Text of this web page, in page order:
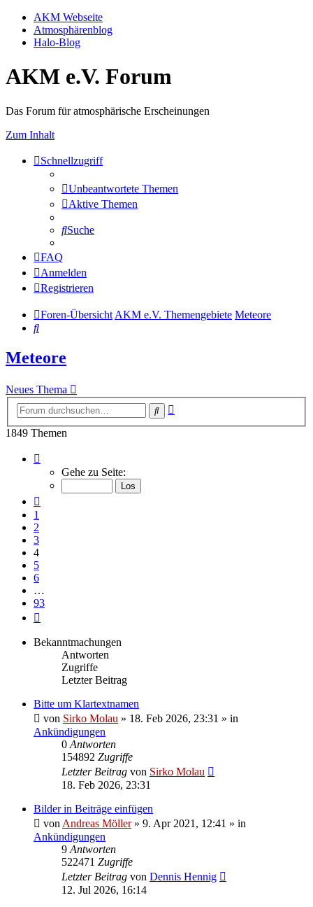
AKM Webseite
Atmosphärenblog
Halo-Blog
AKM e.V. Forum
Das Forum für atmosphärische Erscheinungen
Zum Inhalt
Schnellzugriff
Unbeantwortete Themen
Aktive Themen
Suche
FAQ
Anmelden
Registrieren
Foren-Übersicht AKM e.V. Themengebiete Meteore
Suche
Meteore
Neues Thema
Suche
1849 Themen
von
Gehe zu Seite:
1
2
3
4
5
6
…
93
Bekanntmachungen
Antworten
Zugriffe
Letzter Beitrag
Bitte um Klartextnamen
von Sirko Molau » 18. Feb 2026, 23:31 » in
Ankündigungen
0 Antworten
154892 Zugriffe
Letzter Beitrag von Sirko Molau
18. Feb 2026, 23:31
Bilder in Beiträge einfügen
von Andreas Möller» 9. Apr 2021, 12:41 » in
Ankündigungen
9 Antworten
522471 Zugriffe
Letzter Beitrag von Dennis Hennig
12. Jul 2026, 16:14